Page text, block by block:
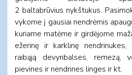
2 baltabrūvius nykštukus.
vykome į gausiai nendrėmis
kuriame matėme ir girdėjome
ežerinę ir karklinę
raibąją devynbalses, remezą,
pievines ir nendrines linges ir kt.